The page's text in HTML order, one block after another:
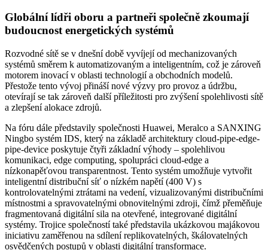
Globální lídři oboru a partneři společně zkoumají
budoucnost energetických systémů
Rozvodné sítě se v dnešní době vyvíjejí od mechanizovaných
systémů směrem k automatizovaným a inteligentním, což je zároveň
motorem inovací v oblasti technologií a obchodních modelů.
Přestože tento vývoj přináší nové výzvy pro provoz a údržbu,
otevírají se tak zároveň další příležitosti pro zvýšení spolehlivosti sítě
a zlepšení alokace zdrojů.
Na fóru dále představily společnosti Huawei, Meralco a SANXING
Ningbo systém IDS, který na základě architektury cloud-pipe-edge-
pipe-device poskytuje čtyři základní výhody – spolehlivou
komunikaci, edge computing, spolupráci cloud-edge a
nízkonapěťovou transparentnost. Tento systém umožňuje vytvořit
inteligentní distribuční síť o nízkém napětí (400 V) s
kontrolovatelnými ztrátami na vedení, vizualizovanými distribučními
místnostmi a spravovatelnými obnovitelnými zdroji, čímž přeměňuje
fragmentovaná digitální sila na otevřené, integrované digitální
systémy. Trojice společností také představila ukázkovou majákovou
iniciativu zaměřenou na sdílení replikovatelných, škálovatelných
osvědčených postupů v oblasti digitální transformace.